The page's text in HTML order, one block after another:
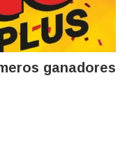
ganadores